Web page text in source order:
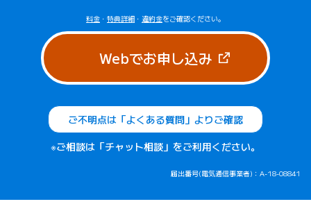
料金 ・ 特典詳細 ・ 違約金をご確認ください。
Webでお申し込み（新しいタブ
ご不明点は「よくある質問」よりご確認
※ご相談は「チャット相談」をご利用ください。
届出番号(電気通信事業者)：A-18-08841